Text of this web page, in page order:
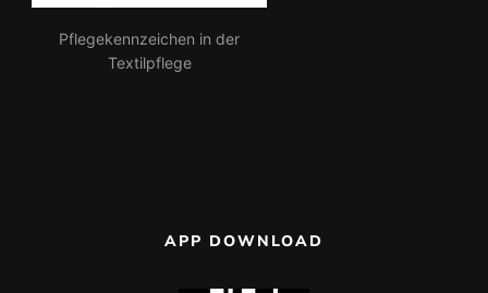
Pflegekennzeichen in der
Textilpflege
APP DOWNLOAD